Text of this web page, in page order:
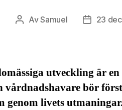
Inläggsförfattare
AvSamuel 23
utveckling är
vårdnadshavare bör
genom livets